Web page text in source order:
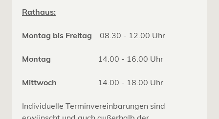
Rathaus:
Montag bis Freitag 08.30 - 12.00 Uhr
Montag 14.00 - 16.00 Uhr
Mittwoch 14.00 - 18.00 Uhr
Individuelle Terminvereinbarungen sind